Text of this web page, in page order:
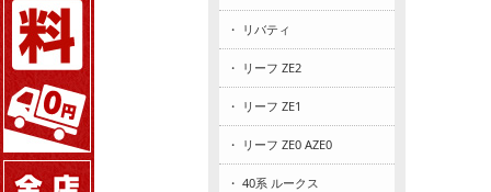
・ リバティ
・ リーフ ZE2
・ リーフ ZE1
・ リーフ ZE0 AZE0
・ 40系 ルークス